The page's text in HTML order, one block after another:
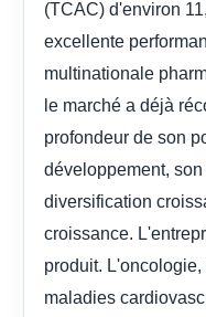
(TCAC) d'environ
excellente
multinationale
le marché a déjà
profondeur de son
développement,
diversification
croissance.
produit.
maladies